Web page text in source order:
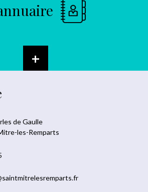
+
de Gaulle
les-Remparts